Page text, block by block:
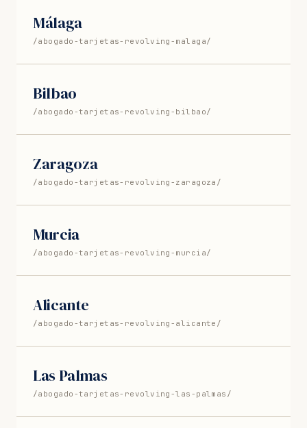
Málaga
/abogado-tarjetas-revolving-malaga/
Bilbao
/abogado-tarjetas-revolving-bilbao/
Zaragoza
/abogado-tarjetas-revolving-zaragoza/
Murcia
/abogado-tarjetas-revolving-murcia/
Alicante
/abogado-tarjetas-revolving-alicante/
Las Palmas
/abogado-tarjetas-revolving-las-palmas/